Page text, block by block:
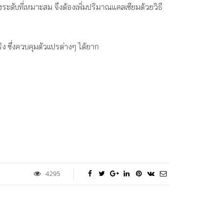
ดับที่เหมาะสม จึงต้องเพิ่มปริมาณแคลเซียมด้วยวิธี
ซึ่งควบคุมตัวแปรต่างๆ ได้ยาก
4295